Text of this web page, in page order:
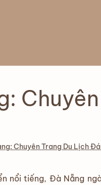
Chuyên Trang Du Lịch
nổi tiếng, Đà Nẵng